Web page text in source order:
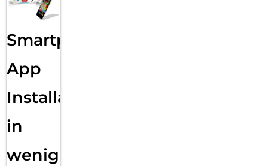
Smartphone
App
Installation
in
wenigen